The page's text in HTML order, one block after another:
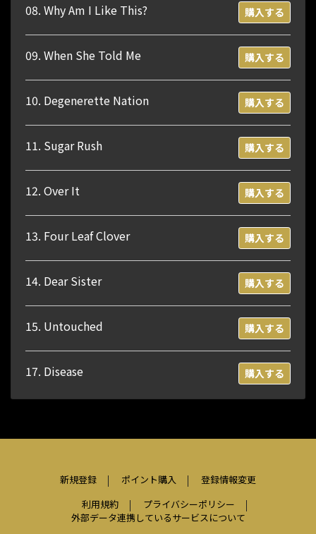
08. Why Am I Like This? 購入する
09. When She Told Me 購入する
10. Degenerette Nation 購入する
11. Sugar Rush 購入する
12. Over It 購入する
13. Four Leaf Clover 購入する
14. Dear Sister 購入する
15. Untouched 購入する
17. Disease 購入する
新規登録 ポイント購入
登録情報変更
利用規約
プライバシーポリシー
外部データ連携しているサービスについて